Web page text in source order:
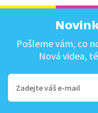
Pošleme vám, co
Nová videa,